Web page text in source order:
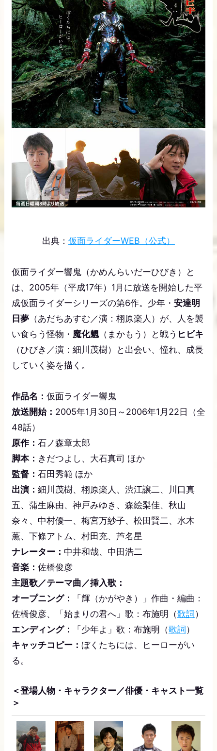
出典： 仮面ライダーWEB（公式）
仮面ライダー響鬼（かめんらいだーひびき）と
は、2005年（平成17年）1月に放送を開始した平
成仮面ライダーシリーズの第6作。少年・ 安達明
日夢（あだちあすむ／演：栩原楽人）が、人を襲
い食らう怪物・ 魔化魍（まかもう）と戦う ヒビキ
（ひびき／演：細川茂樹）と出会い、憧れ、成長
していく姿を描く。
作品名： 仮面ライダー響鬼
放送開始： 2005年1月30日～2006年1月22日（全
48話）
原作： 石ノ森章太郎
脚本： きだつよし、大石真司 ほか
監督： 石田秀範 ほか
出演： 細川茂樹、栩原楽人、渋江譲二、川口真
五、蒲生麻由、神戸みゆき、森絵梨佳、秋山
奈々、中村優一、梅宮万紗子、松田賢二、水木
薫、下條アトム、村田充、芦名星
ナレーター： 中井和哉、中田浩二
音楽： 佐橋俊彦
主題歌／テーマ曲／挿入歌：
オープニング：
「輝（かがやき）」作曲・編曲：
佐橋俊彦、「始まりの君へ」歌：布施明（歌詞）
エンディング：
「少年よ」歌：布施明（歌詞）
キャッチコピー： ぼくたちには、ヒーローがい
る。
＜登場人物・キャラクター／俳優・キャスト一覧
＞